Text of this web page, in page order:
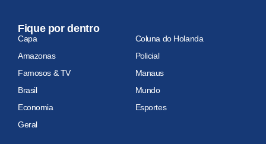
Fique por dentro
Capa
Coluna do Holanda
Amazonas
Policial
Famosos & TV
Manaus
Brasil
Mundo
Economia
Esportes
Geral